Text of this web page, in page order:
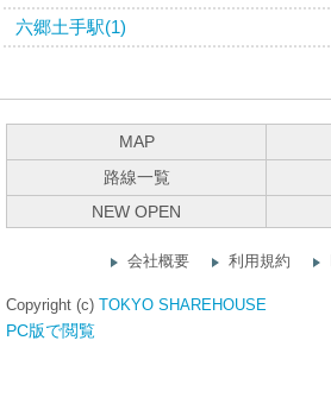
六郷土手駅(1)
MAP
路線一覧
NEW OPEN
会社概要 利用規約
Copyright (c) TOKYO SHAREHOUSE
PC版で閲覧